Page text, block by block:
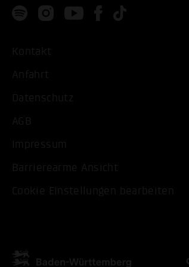
Kontakt
Anfahrt
Datenschutz
AGB
Impressum
Barrierearme Ansicht
Cookie Einstellungen bearbeiten